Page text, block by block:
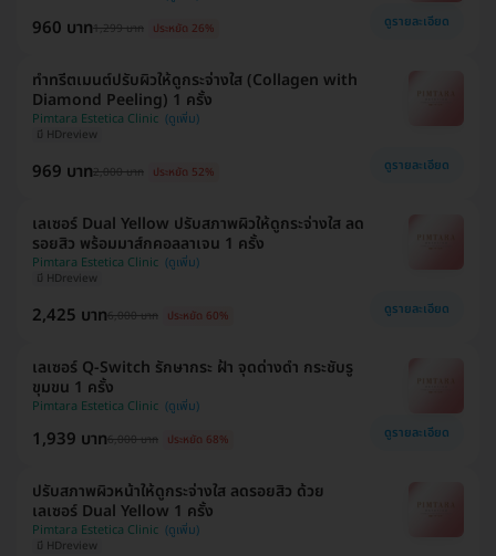
960 บาท1,299 บาท ประหยัด 26% ดูรายละเอียด
มี HDreview
ทำทรีตเมนต์ปรับผิวให้ดูกระจ่างใส (Collagen with
Diamond Peeling) 1 ครั้ง
Pimtara Estetica Clinic
969 บาท2,000 บาท ประหยัด 52% ดูรายละเอียด
มี HDreview
เลเซอร์ Dual Yellow ปรับสภาพผิวให้ดูกระจ่างใส ลด
รอยสิว พร้อมมาส์กคอลลาเจน 1 ครั้ง
Pimtara Estetica Clinic
2,425 บาท6,000 บาท ประหยัด 60% ดูรายละเอียด
เลเซอร์ Q-Switch รักษากระ ฝ้า จุดด่างดำ กระชับรู
ขุมขน 1 ครั้ง
Pimtara Estetica Clinic
1,939 บาท6,000 บาท ประหยัด 68% ดูรายละเอียด
มี HDreview
ปรับสภาพผิวหน้าให้ดูกระจ่างใส ลดรอยสิว ด้วย
เลเซอร์ Dual Yellow 1 ครั้ง
Pimtara Estetica Clinic